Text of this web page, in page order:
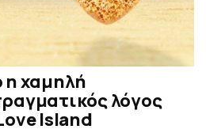
η χαμηλή
λόγος
Island